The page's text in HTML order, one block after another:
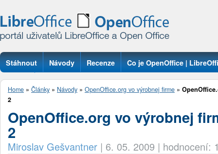
Stáhnout Návody Recenze Co je OpenOffice |
Otázky
Home » Články » Návody » OpenOffice.org vo výrobnej firme »
2
OpenOffice.org vo výrobnej
2
Miroslav Gešvantner | 6. 05. 2009 | hodnocení: